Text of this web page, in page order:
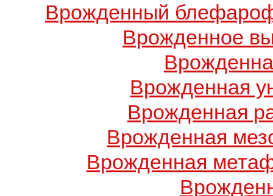
Врожденный
Врожденное
Врожденная
Врожденная
Врожденная
Врожденная